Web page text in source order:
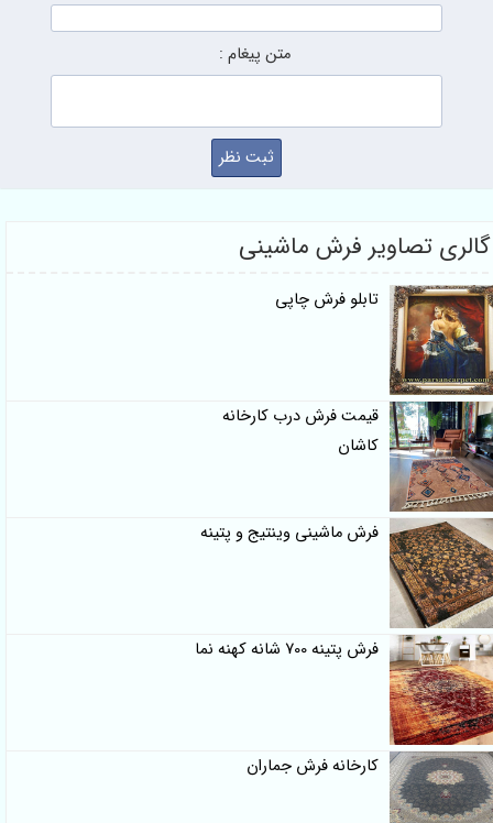
متن پیغام :
گالری تصاویر فرش ماشینی
تابلو فرش چاپی
قیمت فرش درب کارخانه
کاشان
فرش ماشینی وینتیج و پتینه
فرش پتینه 700 شانه کهنه نما
کارخانه فرش جماران